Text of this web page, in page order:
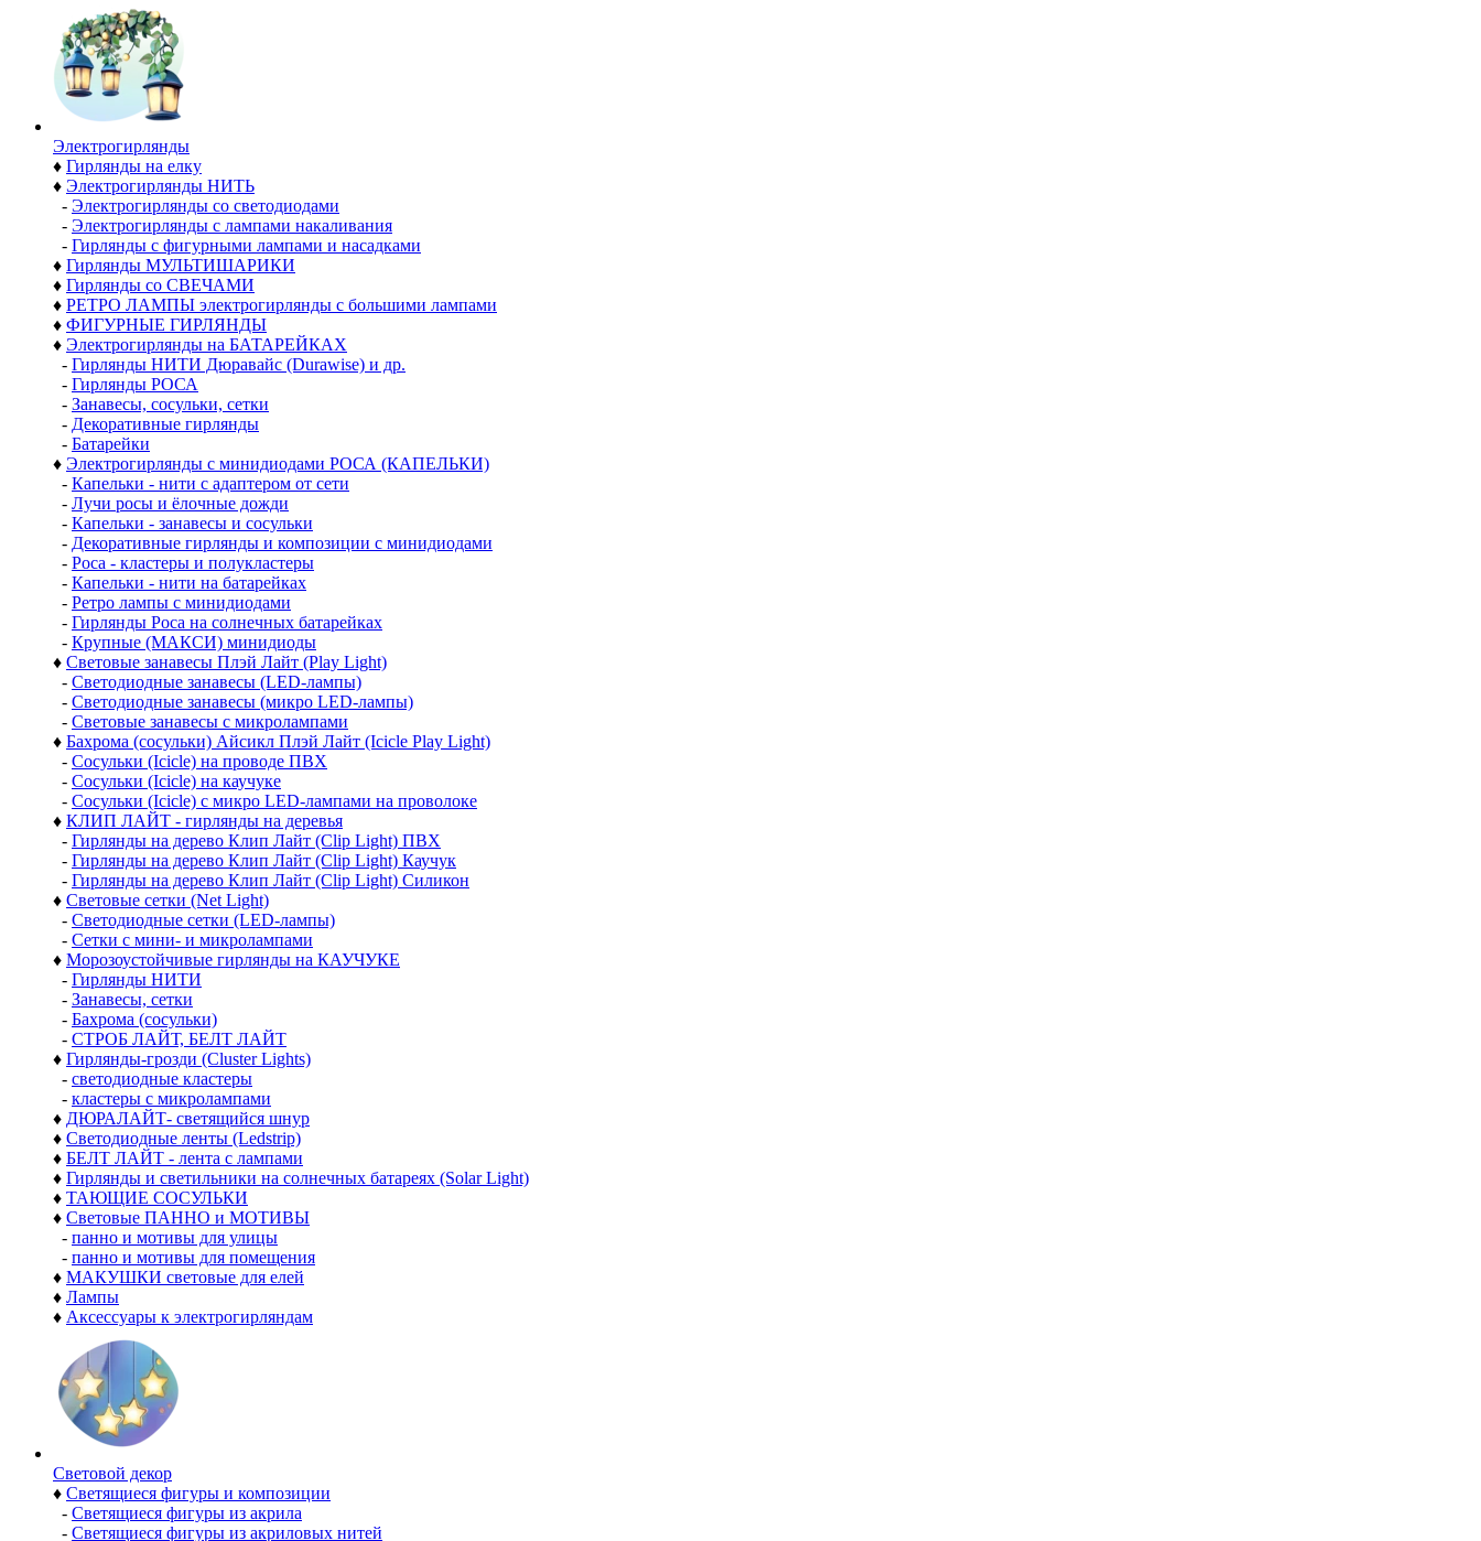
Электро­гирлянды
♦ Гирлянды на елку
♦ Электрогирлянды НИТЬ
- Электрогирлянды со светодиодами
- Электрогирлянды с лампами накаливания
- Гирлянды с фигурными лампами и насадками
♦ Гирлянды МУЛЬТИШАРИКИ
♦ Гирлянды со СВЕЧАМИ
♦ РЕТРО ЛАМПЫ электрогирлянды с большими лампами
♦ ФИГУРНЫЕ ГИРЛЯНДЫ
♦ Электрогирлянды на БАТАРЕЙКАХ
- Гирлянды НИТИ Дюравайс (Durawise) и др.
- Гирлянды РОСА
- Занавесы, сосульки, сетки
- Декоративные гирлянды
- Батарейки
♦ Электрогирлянды с минидиодами РОСА (КАПЕЛЬКИ)
- Капельки - нити с адаптером от сети
- Лучи росы и ёлочные дожди
- Капельки - занавесы и сосульки
- Декоративные гирлянды и композиции с минидиодами
- Роса - кластеры и полукластеры
- Капельки - нити на батарейках
- Ретро лампы с минидиодами
- Гирлянды Роса на солнечных батарейках
- Крупные (МАКСИ) минидиоды
♦ Световые занавесы Плэй Лайт (Play Light)
- Светодиодные занавесы (LED-лампы)
- Светодиодные занавесы (микро LED-лампы)
- Световые занавесы с микролампами
♦ Бахрома (сосульки) Айсикл Плэй Лайт (Icicle Play Light)
- Сосульки (Icicle) на проводе ПВХ
- Сосульки (Icicle) на каучуке
- Сосульки (Icicle) с микро LED-лампами на проволоке
♦ КЛИП ЛАЙТ - гирлянды на деревья
- Гирлянды на дерево Клип Лайт (Clip Light) ПВХ
- Гирлянды на дерево Клип Лайт (Clip Light) Каучук
- Гирлянды на дерево Клип Лайт (Clip Light) Силикон
♦ Световые сетки (Net Light)
- Светодиодные сетки (LED-лампы)
- Сетки с мини- и микролампами
♦ Морозоустойчивые гирлянды на КАУЧУКЕ
- Гирлянды НИТИ
- Занавесы, сетки
- Бахрома (сосульки)
- СТРОБ ЛАЙТ, БЕЛТ ЛАЙТ
♦ Гирлянды-грозди (Cluster Lights)
- светодиодные кластеры
- кластеры с микролампами
♦ ДЮРАЛАЙТ- светящийся шнур
♦ Светодиодные ленты (Ledstrip)
♦ БЕЛТ ЛАЙТ - лента с лампами
♦ Гирлянды и светильники на солнечных батареях (Solar Light)
♦ ТАЮЩИЕ СОСУЛЬКИ
♦ Световые ПАННО и МОТИВЫ
- панно и мотивы для улицы
- панно и мотивы для помещения
♦ МАКУШКИ световые для елей
♦ Лампы
♦ Аксессуары к электрогирляндам
Световой декор
♦ Светящиеся фигуры и композиции
- Светящиеся фигуры из акрила
- Светящиеся фигуры из акриловых нитей